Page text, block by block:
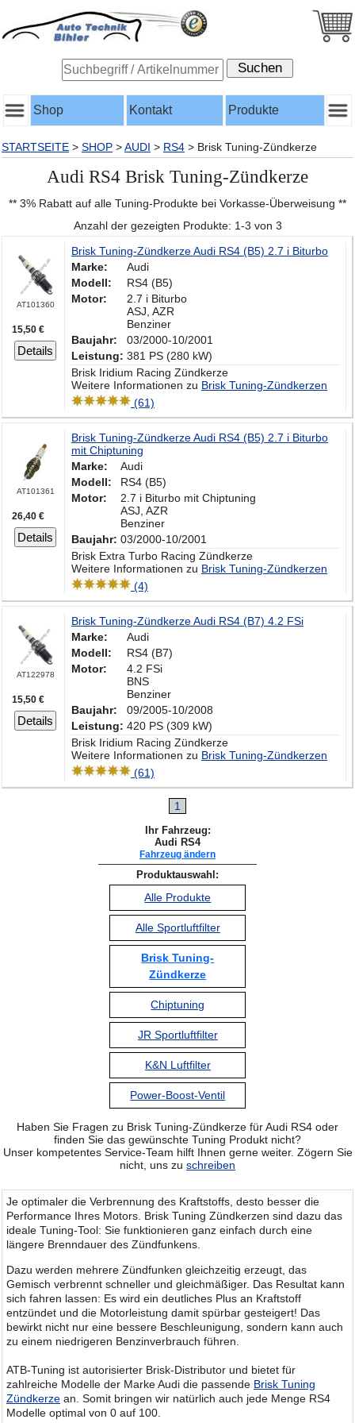
Shop Kontakt Produkte
STARTSEITE > SHOP >AUDI > RS4 > Brisk Tuning-Zündkerze
Audi RS4 Brisk Tuning-Zündkerze
** 3% Rabatt auf alle Tuning-Produkte bei Vorkasse-Überweisung **
Anzahl der gezeigten Produkte: 1-3 von 3
AT101360
15,50 €
Details
Brisk Tuning-Zündkerze Audi RS4 (B5) 2.7 i Biturbo
Marke:
Audi
Modell:
RS4 (B5)
Motor:
2.7 i Biturbo
ASJ, AZR
Benziner
Baujahr:
03/2000-10/2001
Leistung: 381 PS (280 kW)
Brisk Iridium Racing Zündkerze
Weitere Informationen zu Brisk Tuning-Zündkerzen
(61)
AT101361
26,40 €
Details
Brisk Tuning-Zündkerze Audi RS4 (B5) 2.7 i Biturbo
mit Chiptuning
Marke:
Audi
Modell:
RS4 (B5)
Motor:
2.7 i Biturbo mit Chiptuning
ASJ, AZR
Benziner
Baujahr: 03/2000-10/2001
Brisk Extra Turbo Racing Zündkerze
Weitere Informationen zu Brisk Tuning-Zündkerzen
(4)
AT122978
15,50 €
Details
Brisk Tuning-Zündkerze Audi RS4 (B7) 4.2 FSi
Marke:
Audi
Modell:
RS4 (B7)
Motor:
4.2 FSi
BNS
Benziner
Baujahr:
09/2005-10/2008
Leistung: 420 PS (309 kW)
Brisk Iridium Racing Zündkerze
Weitere Informationen zu Brisk Tuning-Zündkerzen
(61)
1
Ihr Fahrzeug:
Audi RS4
Fahrzeug ändern
Produktauswahl:
Alle Produkte
Alle Sportluftfilter
Brisk Tuning-
Zündkerze
Chiptuning
JR Sportluftfilter
K&N Luftfilter
Power-Boost-Ventil
Haben Sie Fragen zu Brisk Tuning-Zündkerze für Audi RS4 oder
finden Sie das gewünschte Tuning Produkt nicht?
Unser kompetentes Service-Team hilft Ihnen gerne weiter. Zögern Sie
nicht, uns zu schreiben
Je optimaler die Verbrennung des Kraftstoffs, desto besser die
Performance Ihres Motors. Brisk Tuning Zündkerzen sind dazu das
ideale Tuning-Tool: Sie funktionieren ganz einfach durch eine
längere Brenndauer des Zündfunkens.
Dazu werden mehrere Zündfunken gleichzeitig erzeugt, das
Gemisch verbrennt schneller und gleichmäßiger. Das Resultat kann
sich fahren lassen: Es wird ein deutliches Plus an Kraftstoff
entzündet und die Motorleistung damit spürbar gesteigert! Das
bewirkt nicht nur eine bessere Beschleunigung, sondern kann auch
zu einem niedrigeren Benzinverbrauch führen.
ATB-Tuning ist autorisierter Brisk-Distributor und bietet für
zahlreiche Modelle der Marke Audi die passende Brisk Tuning
Zündkerze an. Somit bringen wir natürlich auch jede Menge RS4
Modelle optimal von 0 auf 100.